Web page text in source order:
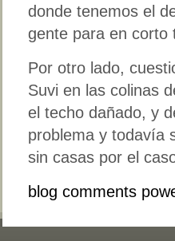
donde tenemos el
gente para en corto
Por otro lado,
Suvi en las colinas
el techo dañado, y
problema y todavía
sin casas por el
blog comments